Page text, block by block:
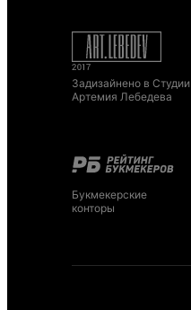
Задизайнено в Студии
Артемия Лебедева
Букмекерские
конторы